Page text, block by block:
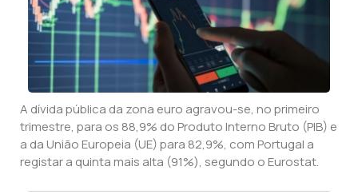
A dívida pública da zona euro agravou-se, no primeiro
trimestre, para os 88,9% do Produto Interno Bruto (PIB) e
a da União Europeia (UE) para 82,9%, com Portugal a
registar a quinta mais alta (91%), segundo o Eurostat.